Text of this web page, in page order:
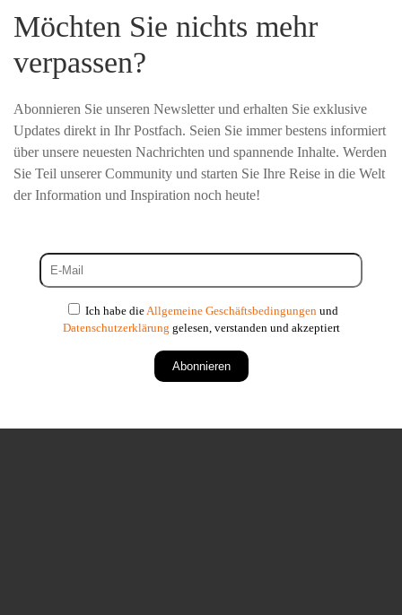
Möchten Sie nichts mehr
verpassen?
Abonnieren Sie unseren Newsletter und erhalten Sie exklusive
Updates direkt in Ihr Postfach. Seien Sie immer bestens informiert
über unsere neuesten Nachrichten und spannende Inhalte. Werden
Sie Teil unserer Community und starten Sie Ihre Reise in die Welt
der Information und Inspiration noch heute!
Ich habe dieAllgemeine Geschäftsbedingungenund
Datenschutzerklärung gelesen, verstanden und akzeptiert
Abonnieren